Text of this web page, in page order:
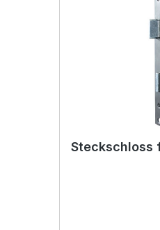
Steckschloss